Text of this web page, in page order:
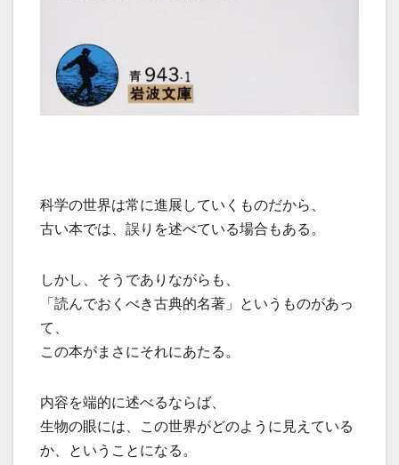
科学の世界は常に進展していくものだから、
古い本では、誤りを述べている場合もある。
しかし、そうでありながらも、
「読んでおくべき古典的名著」というものがあっ
て、
この本がまさにそれにあたる。
内容を端的に述べるならば、
生物の眼には、この世界がどのように見えている
か、ということになる。